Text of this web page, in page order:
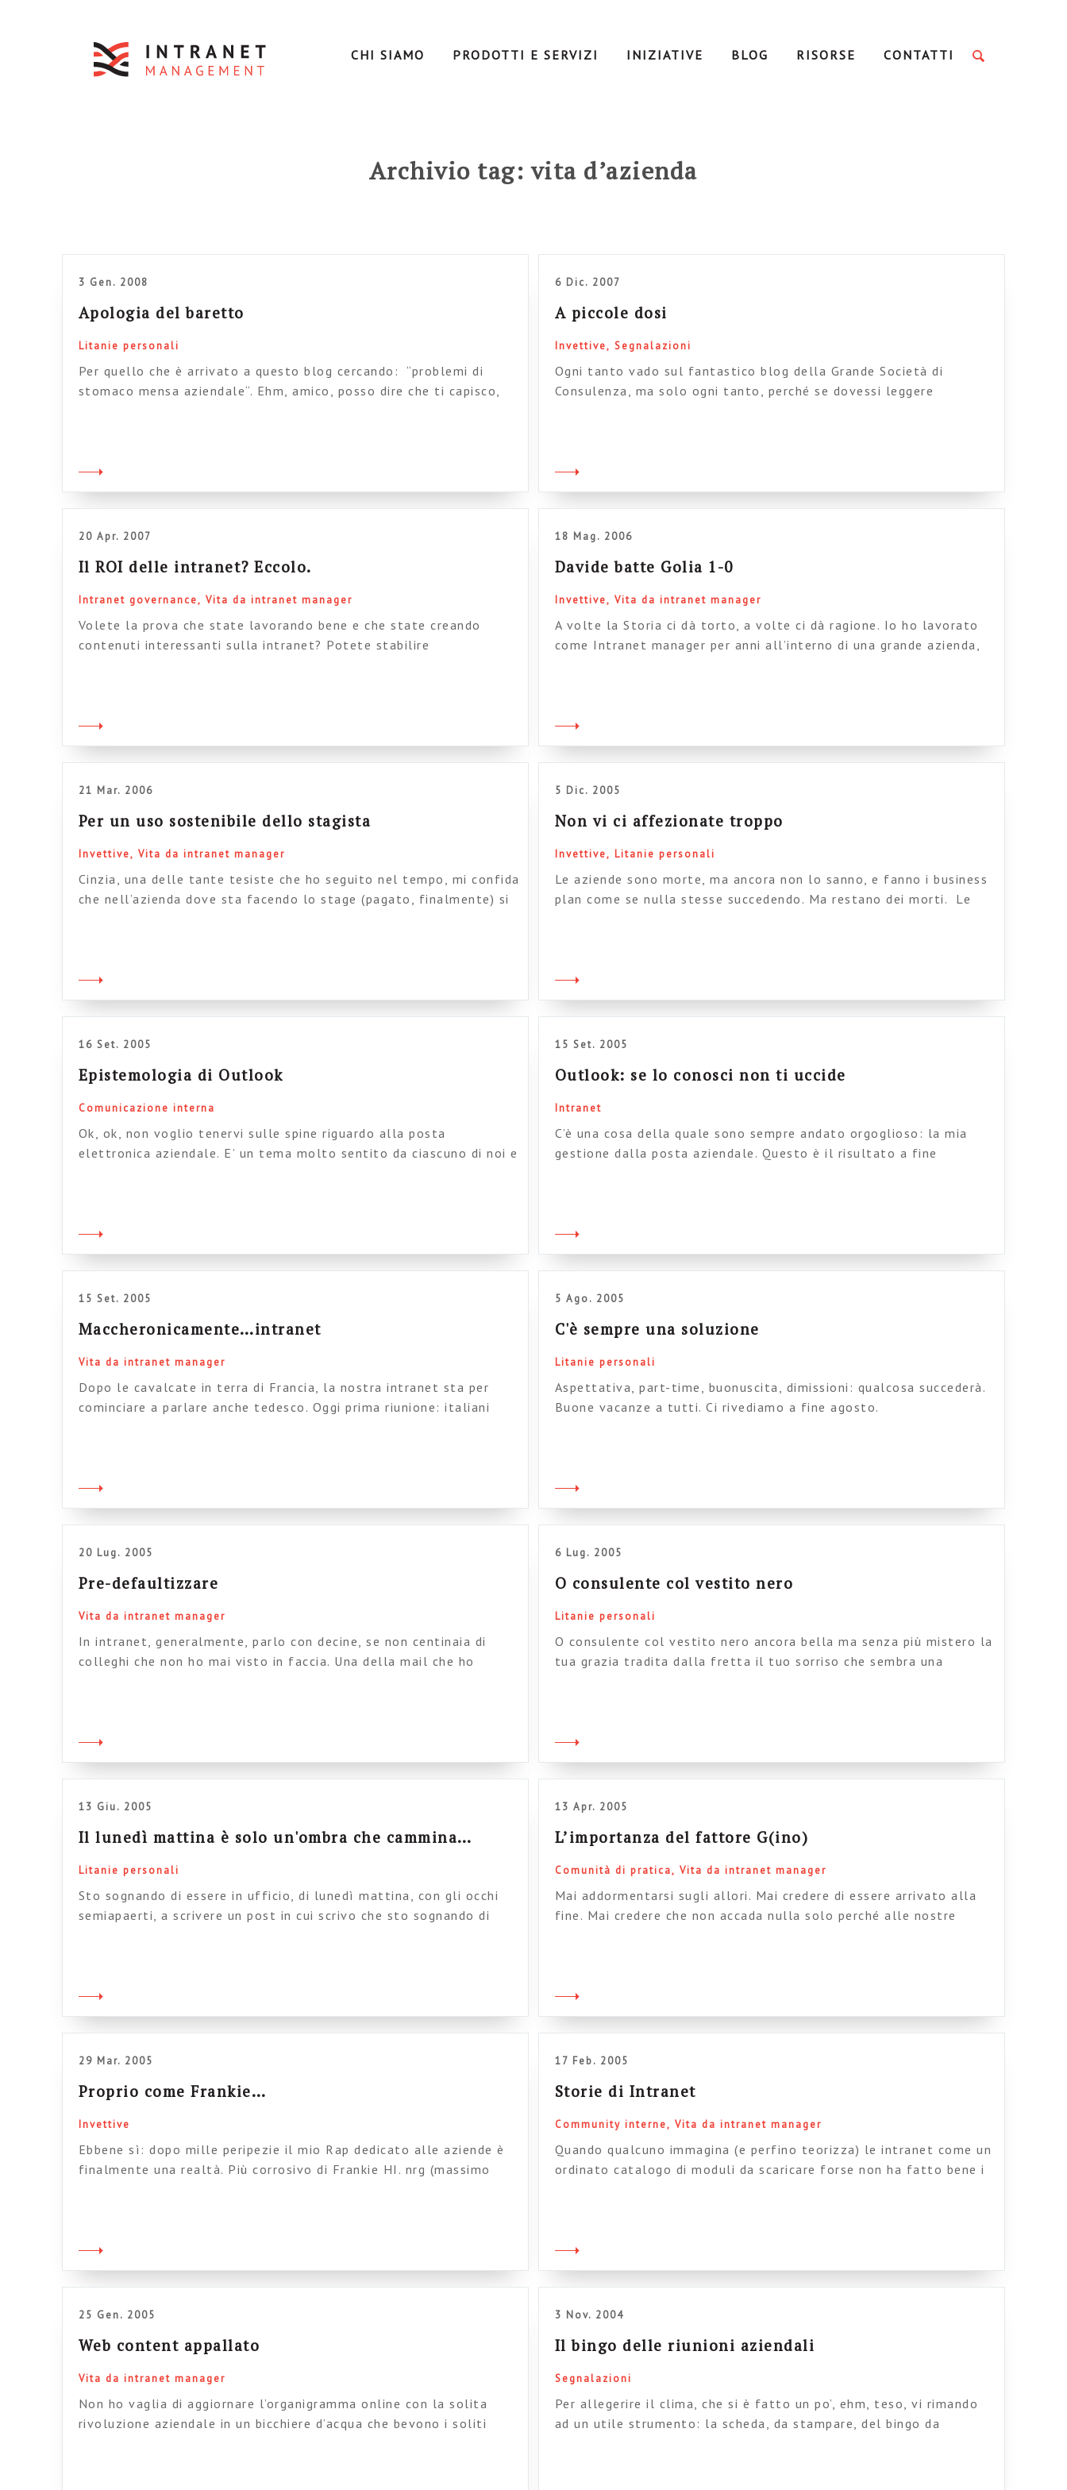
CHI SIAMO PRODOTTI E SERVIZI INIZIATIVE BLOG RISORSE CONTATTI
Archivio tag: vita d’azienda
3 Gen. 2008
Apologia del baretto
Litanie personali
Per quello che è arrivato a questo blog cercando: “problemi di
stomaco mensa aziendale“. Ehm, amico, posso dire che ti capisco,
(ovviamente se […]
6 Dic. 2007
A piccole dosi
Invettive Segnalazioni
Ogni tanto vado sul fantastico blog della Grande Società di
Consulenza, ma solo ogni tanto, perché se dovessi leggere
presunzione, la doppiezza, l’egoismo, il pressapochismo, la
stupidità, il dilettantismo, la meschinità, […]
20 Apr. 2007
Il ROI delle intranet? Eccolo.
Intranet governance Vita da intranet manager
Volete la prova che state lavorando bene e che state creando
contenuti interessanti sulla intranet? Potete stabilire
continuare a seguire e interagire su […]
18 Mag. 2006
Davide batte Golia 1-0
Invettive Vita da intranet manager
A volte la Storia ci dà torto, a volte ci dà ragione. Io ho lavorato
come Intranet manager per anni all’interno di una grande azienda,
21 Mar. 2006
Per un uso sostenibile dello stagista
Invettive Vita da intranet manager
Cinzia, una delle tante tesiste che ho seguito nel tempo, mi confida
che nell’azienda dove sta facendo lo stage (pagato, finalmente) si
ritrovano catapultati dal’oggi al […]
5 Dic. 2005
Non vi ci affezionate troppo
Invettive Litanie personali
Le aziende sono morte, ma ancora non lo sanno, e fanno i business
plan come se nulla stesse succedendo. Ma restano dei morti. Le
mentre timbrano il […]
16 Set. 2005
Epistemologia di Outlook
Comunicazione interna
Ok, ok, non voglio tenervi sulle spine riguardo alla posta
elettronica aziendale. E’ un tema molto sentito da ciascuno di noi e
non […]
15 Set. 2005
Outlook: se lo conosci non ti uccide
Intranet
C’è una cosa della quale sono sempre andato orgoglioso: la mia
gestione dalla posta aziendale. Questo è il risultato a fine
15 Set. 2005
Maccheronicamente…intranet
Vita da intranet manager
Dopo le cavalcate in terra di Francia, la nostra intranet sta per
cominciare a parlare anche tedesco. Oggi prima riunione: italiani
stenterelle. Alla fine il […]
5 Ago. 2005
C'è sempre una soluzione
Litanie personali
Aspettativa, part-time, buonuscita, dimissioni: qualcosa succederà.
Buone vacanze a tutti. Ci rivediamo a fine agosto.
20 Lug. 2005
Pre-defaultizzare
Vita da intranet manager
In intranet, generalmente, parlo con decine, se non centinaia di
colleghi che non ho mai visto in faccia. Una della mail che ho
nascere nell’uso quotidiano termini non puramente “italiani” ma […]
6 Lug. 2005
O consulente col vestito nero
Litanie personali
O consulente col vestito nero ancora bella ma senza più mistero la
tua grazia tradita dalla fretta il tuo sorriso che sembra una
13 Giu. 2005
Il lunedì mattina è solo un'ombra che cammina…
Litanie personali
Sto sognando di essere in ufficio, di lunedì mattina, con gli occhi
semiapaerti, a scrivere un post in cui scrivo che sto sognando di
13 Apr. 2005
L’importanza del fattore G(ino)
Comunità di pratica Vita da intranet manager
Mai addormentarsi sugli allori. Mai credere di essere arrivato alla
fine. Mai credere che non accada nulla solo perché alle nostre
siamo sensibili e […]
29 Mar. 2005
Proprio come Frankie…
Invettive
Ebbene sì: dopo mille peripezie il mio Rap dedicato alle aziende è
finalmente una realtà. Più corrosivo di Frankie HI. nrg (massimo
17 Feb. 2005
Storie di Intranet
Community interne Vita da intranet manager
Quando qualcuno immagina (e perfino teorizza) le intranet come un
ordinato catalogo di moduli da scaricare forse non ha fatto bene i
coinvolgimento chiusi nelle nostre stanze coi […]
25 Gen. 2005
Web content appallato
Vita da intranet manager
Non ho vaglia di aggiornare l’organigramma online con la solita
rivoluzione aziendale in un bicchiere d’acqua che bevono i soliti
3 Nov. 2004
Il bingo delle riunioni aziendali
Segnalazioni
Per allegerire il clima, che si è fatto un po’, ehm, teso, vi rimando
ad un utile strumento: la scheda, da stampare, del bingo da